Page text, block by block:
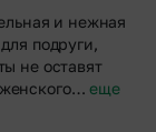
и нежная
подруги,
не оставят
еще